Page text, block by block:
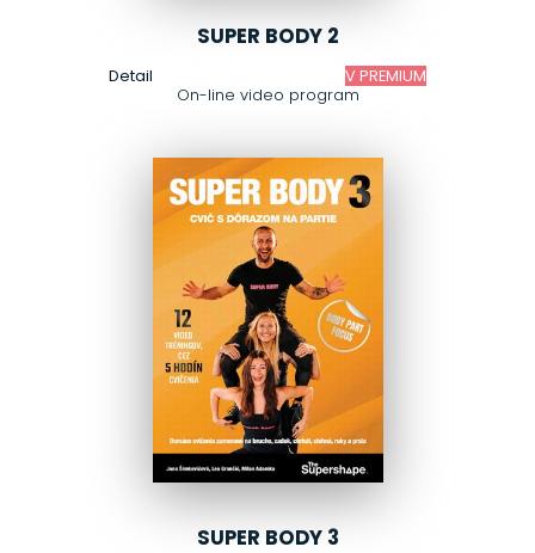
SUPER BODY 2
On-line video program
Detail V PREMIUM
SUPER BODY 3